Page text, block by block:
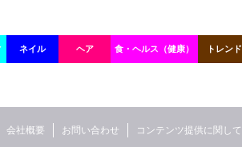
ネイル ヘア 食・ヘルス（健康） トレンド
コンテンツ提供に関して
お問い合わせ
会社概要